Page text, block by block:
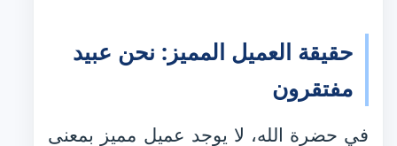
حقيقة العميل المميز: نحن عبيد
مفتقرون
في حضرة الله، لا يوجد عميل مميز بمعنى